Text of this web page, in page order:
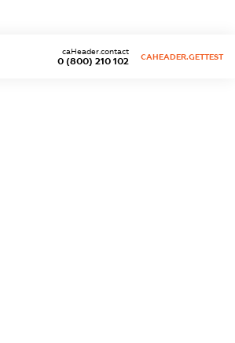
0 (800) 210 102
caHeader.contact
CAHEADER.GETTEST